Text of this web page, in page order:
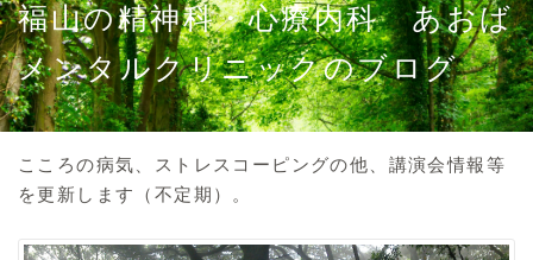
福山の精神科・心療内科 あおば
メンタルクリニックのブログ
こころの病気、ストレスコーピングの他、講演会情報等
を更新します（不定期）。